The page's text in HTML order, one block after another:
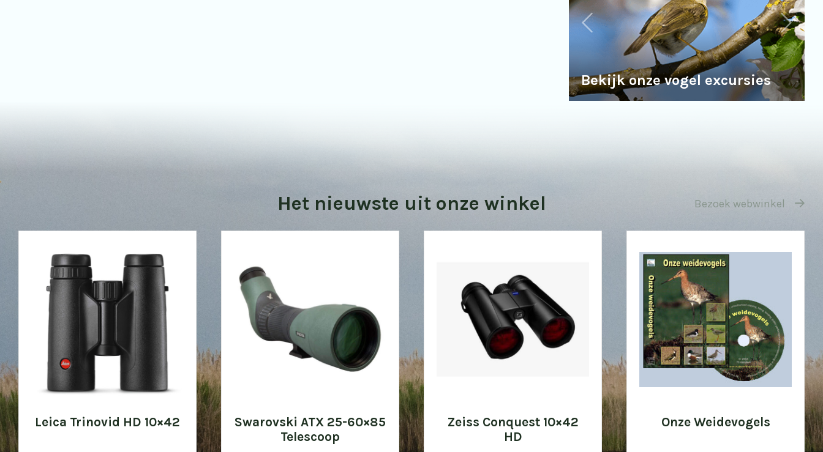
Bekijk onze vogel excursies
Het nieuwste uit onze winkel Bezoek webwinkel
Leica Trinovid HD 10×42
Swarovski ATX 25-60×85
Telescoop
Zeiss Conquest 10×42
HD
Onze Weidevogels